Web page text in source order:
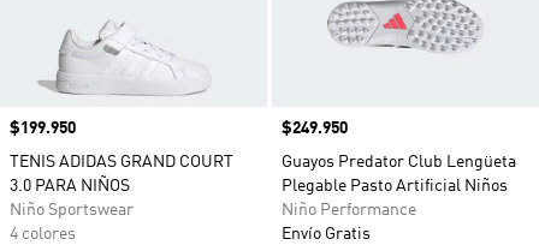
Precio
$199.950
TENIS ADIDAS GRAND COURT
3.0 PARA NIÑOS
Niño Sportswear
4 colores
Precio
$249.950
Guayos Predator Club Lengüeta
Plegable Pasto Artificial Niños
Niño Performance
Envío Gratis